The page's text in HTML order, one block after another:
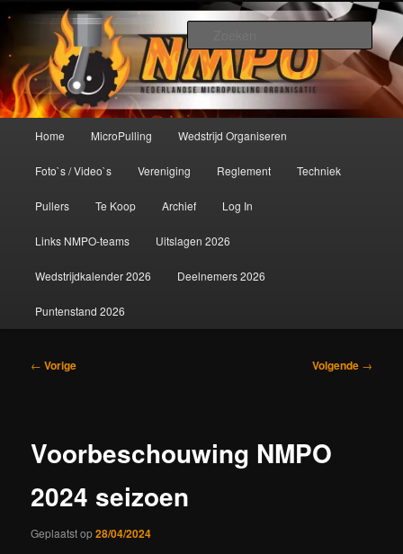
primaire
inhoudNederlandse MicroPulling
Organisatie
De meest krachtige modelbouwsport ter wereld!
Home MicroPulling Wedstrijd Organiseren
Foto`s / Video`s Vereniging Reglement Techniek
Pullers Te Koop Archief Log In
Links NMPO-teams Uitslagen 2026
Wedstrijdkalender 2026 Deelnemers 2026
Puntenstand 2026
Bericht
← Vorige Volgende →
Voorbeschouwing NMPO
2024 seizoen
Geplaatst op28/04/2024